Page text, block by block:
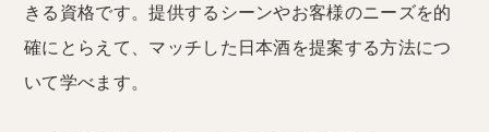
きる資格です。提供するシーンやお客様のニーズを的
確にとらえて、マッチした日本酒を提案する方法につ
いて学べます。